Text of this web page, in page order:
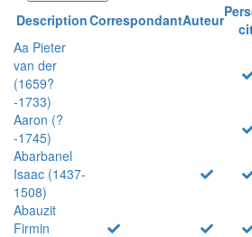
DescriptionCorrespondantAuteur
Aa Pieter
van der
(1659?
-1733)
Aaron (?
-1745)
Abarbanel
Isaac (1437-
1508)
Abauzit
Firmin